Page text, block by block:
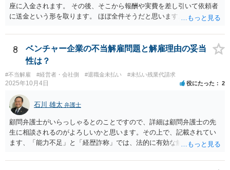
座に入金されます。 その後、そこから報酬や実費を差し引いて依頼者
に送金という形を取ります。 ほぼ全件そうだと思います。
8
ベンチャー企業の不当解雇問題と解雇理由の妥当
性は？
#不当解雇 #経営者・会社側 #退職金未払い #未払い残業代請求
2025年10月4日 役にたった 2
石川 雄太 弁護士
顧問弁護士がいらっしゃるとのことですので、詳細は顧問弁護士の先
生に相談されるのがよろしいかと思います。その上で、記載されてい
ます、「能力不足」と「経歴詐称」では、法的に有効な解雇理由とす
いのです。 また、高度人材の中途社員であっても、解雇しやすいわけ